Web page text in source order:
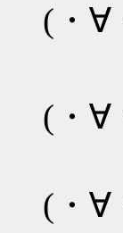
(・∀
(
(・∀
(・∀